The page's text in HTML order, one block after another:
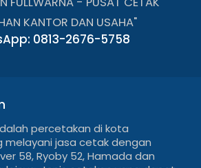
KANTOR DAN USAHA"
0813-2676-5758
percetakan di kota
melayani jasa cetak dengan
58, Ryoby 52, Hamada dan